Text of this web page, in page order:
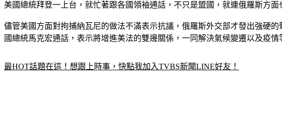
美國總統拜登一上台，就忙著跟各國領袖通話，不只是盟國，就連俄羅斯方
儘管美國方面對拘捕納瓦尼的做法不滿表示抗議，俄羅斯外交部才發出強硬
國總統馬克宏通話，表示將增進美法的雙邊關係，一同解決氣候變遷以及疫
最HOT話題在這！想跟上時事，快點我加入TVBS新聞LINE好友！